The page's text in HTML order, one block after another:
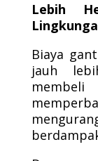
Lebih
Biaya
jauh